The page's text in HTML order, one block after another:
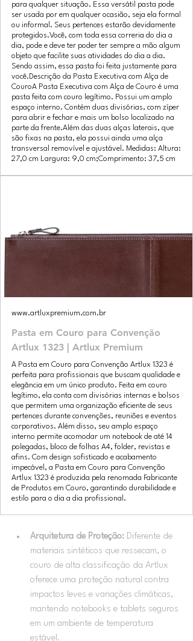
para qualquer situação. Essa versátil pasta pode
ser usada por em qualquer ocasião, seja ela formal
ou informal. Seus pertences estarão devidamente
protegidos.Você, com toda essa correria do dia a
dia, pode e deve ter poder ter sempre a mão algum
objeto que facilite suas atividades do dia a dia.
Sendo assim, essa pasta foi feita justamente para
você.Descrição da Pasta Executiva com Alça de
CouroA Pasta Executiva com Alça de Couro é uma
pasta feita com couro legítimo. Possui um amplo
espaço interno. Contém duas divisórias, com zíper
para abrir e fechar e mais um bolso localizado na
parte da frente.Além das duas alças laterais, que
são fixas na pasta, ela possui ainda uma alça
transversal removível e ajustável. Medidas: Altura:
27,0 cm Largura: 9,0 cm;Comprimento: 37,5 cm
www.artluxpremium.com.br
Pasta em Couro para Convenção
Artlux 1323 | Artlux Premium
A Pasta em Couro para Convenção Artlux 1323 é
perfeita para profissionais que buscam qualidade e
elegância em um único produto. Feita em couro
legítimo, ela conta com divisórias internas e bolsos
que permitem uma organização eficiente de seus
pertences durante convenções, reuniões e eventos
corporativos. Além disso, seu amplo espaço
interno permite acomodar um notebook de até 14
polegadas, bloco de folhas A4, folder, revistas e
afins. Com design sofisticado e acabamento
impecável, a Pasta em Couro para Convenção
Artlux 1323 é produzida pela renomada Fabricante
de Produtos em Couro, garantindo durabilidade e
estilo para o dia a dia profissional.
Arquitetura de Proteção: Diferente de
materiais sintéticos que ressecam, o
couro de alta classificação da Artlux
oferece uma proteção natural contra
impactos leves e variações climáticas,
mantendo notebooks e tablets seguros
em um ambiente de temperatura
estável.